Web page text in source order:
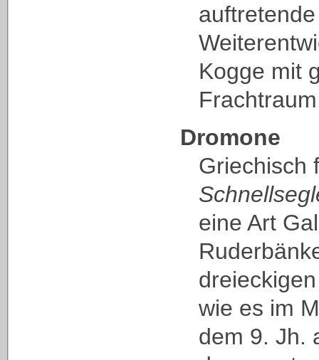
auftretende
Kogge mit
Dromone
Griechisch
eine Art
wie es im
dem 9. Jh.